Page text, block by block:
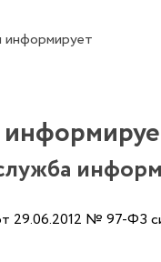
информирует
29.06.2012 № 97-ФЗ